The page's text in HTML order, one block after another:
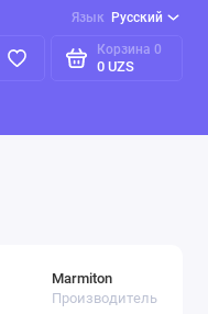
Язык Русский
Корзина 0
0 UZS
Marmiton
Производитель